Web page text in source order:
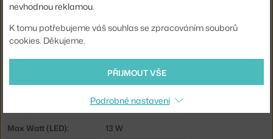
Délka kabelu:
Obsahuje stropní krytku: ano
E27
ano
Max Watt (LED):
13 W
nevhodnou reklamou.
K tomu potřebujeme váš souhlas se zpracováním souborů
cookies. Děkujeme.
PŘIJMOUT VŠE
Podrobné nastavení